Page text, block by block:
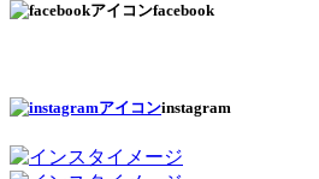
facebook
instagram